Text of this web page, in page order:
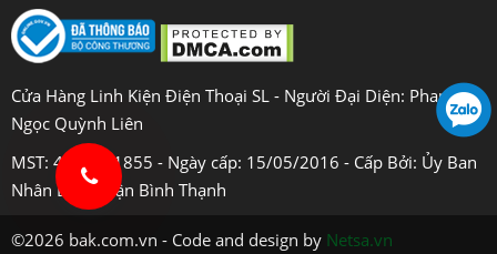
Cửa Hàng Linh Kiện Điện Thoại SL - Người Đại Diện: Phan
Ngọc Quỳnh Liên
MST: 4108031855 - Ngày cấp: 15/05/2016 - Cấp Bởi: Ủy Ban
Nhân Dân Quận Bình Thạnh
©2026 bak.com.vn - Code and design by Netsa.vn